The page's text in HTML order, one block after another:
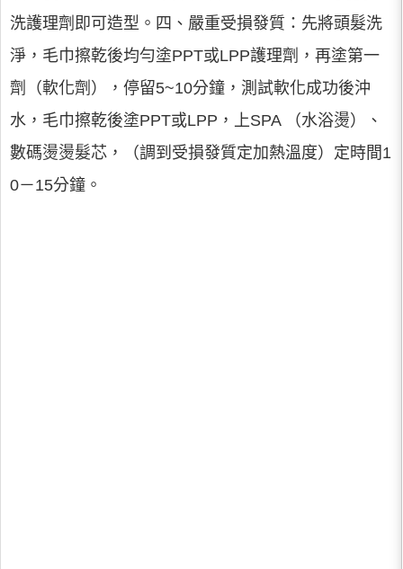
洗護理劑即可造型。四、嚴重受損發質：先將頭髮洗
淨，毛巾擦乾後均勻塗PPT或LPP護理劑，再塗第一
劑（軟化劑），停留5~10分鐘，測試軟化成功後沖
水，毛巾擦乾後塗PPT或LPP，上SPA （水浴燙）、
數碼燙燙髮芯，（調到受損發質定加熱溫度）定時間1
0－15分鐘。